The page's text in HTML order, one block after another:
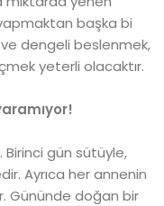
başka bi
dengeli beslenmek,
yeterli olacaktır.
Birinci gün sütüyle,
Ayrıca her annenin
Gününde doğan bir